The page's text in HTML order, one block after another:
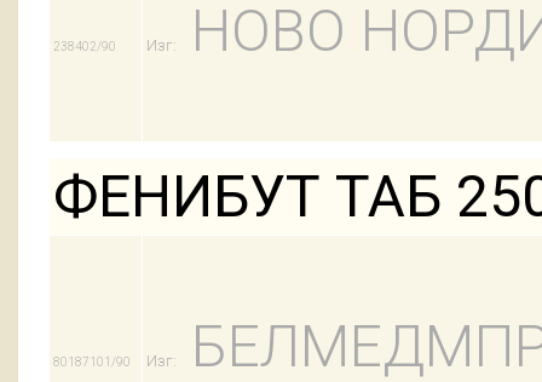
238402/90 Изг: НОВО
ФЕНИБУТ ТАБ
80187101/90 Изг: